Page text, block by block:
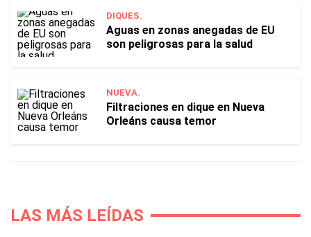
DIQUES.
Aguas en zonas anegadas de EU
son peligrosas para la salud
NUEVA.
Filtraciones en dique en Nueva
Orleáns causa temor
LAS MÁS LEÍDAS